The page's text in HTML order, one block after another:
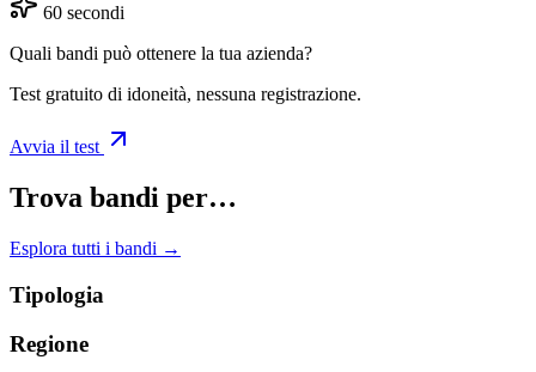
60 secondi
Quali bandi può ottenere la tua azienda?
Test gratuito di idoneità, nessuna registrazione.
Avvia il test
Trova bandi per…
Esplora tutti i bandi →
Tipologia
Regione